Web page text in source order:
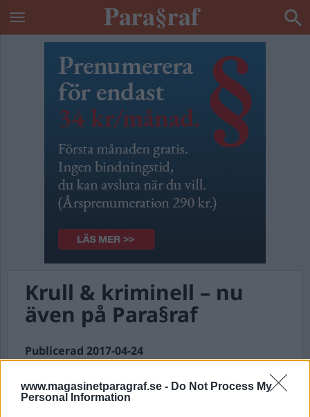
www.magasinetparagraf.se - Do Not Process My
Personal Information
Krull & kriminell – nu
även på Para§raf
Publicerad 2017-04-24
Bobbo Krull har en längre tid gjort ut poddar
inom rätts- och kriminalsfären. Säkerligen är